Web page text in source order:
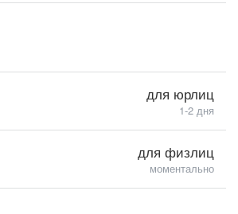
для юрлиц
1-2 дня
для физлиц
моментально